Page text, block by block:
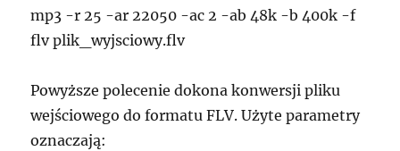
mp3 -r 25 -ar 22050 -ac 2 -ab 48k -b 400k -f
flv plik_wyjsciowy.flv
Powyższe polecenie dokona konwersji pliku
wejściowego do formatu FLV. Użyte parametry
oznaczają: